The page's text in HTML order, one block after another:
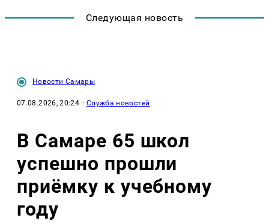
Следующая новость
Новости Самары
07.08.2026, 20:24 · Служба новостей
В Самаре 65 школ
успешно прошли
приёмку к учебному
году